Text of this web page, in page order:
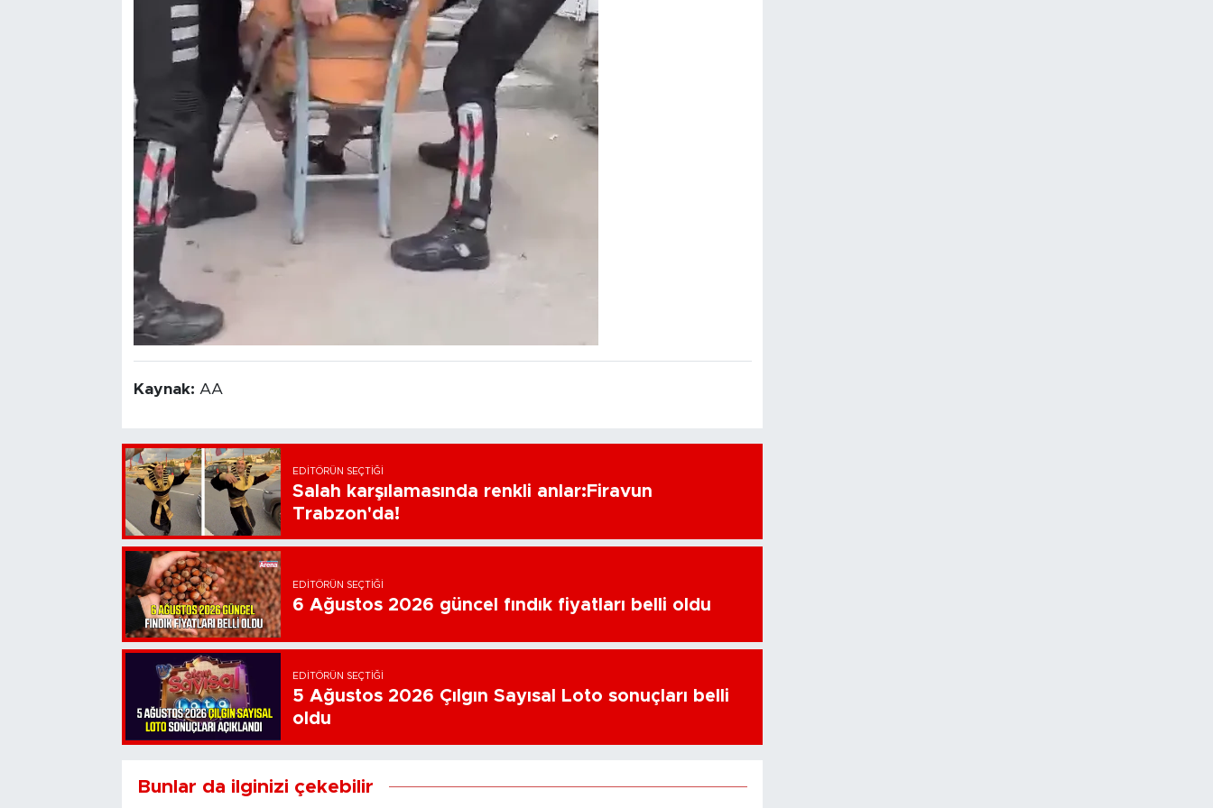
Kaynak: AA
EDITÖRÜN SEÇTIĞI
Salah karşılamasında renkli anlar:Firavun
Trabzon'da!
EDITÖRÜN SEÇTIĞI
6 Ağustos 2026 güncel fındık fiyatları belli oldu
EDITÖRÜN SEÇTIĞI
5 Ağustos 2026 Çılgın Sayısal Loto sonuçları belli
oldu
Bunlar da ilginizi çekebilir